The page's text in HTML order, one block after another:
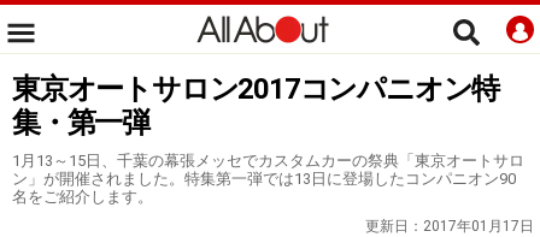
東京オートサロン2017コンパニオン特
集・第一弾
1月13～15日、千葉の幕張メッセでカスタムカーの祭典「東京オートサロ
ン」が開催されました。特集第一弾では13日に登場したコンパニオン90
名をご紹介します。
更新日： 2017年01月17日